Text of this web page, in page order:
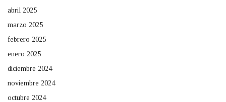
abril 2025
marzo 2025
febrero 2025
enero 2025
diciembre 2024
noviembre 2024
octubre 2024